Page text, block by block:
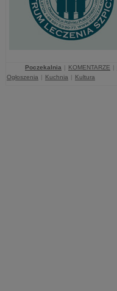
Poczekalnia | KOMENTARZE |
Ogłoszenia | Kuchnia | Kultura